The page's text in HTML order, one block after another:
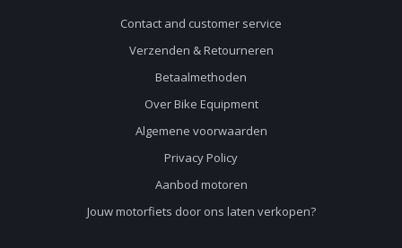
Contact and customer service
Verzenden & Retourneren
Betaalmethoden
Over Bike Equipment
Algemene voorwaarden
Privacy Policy
Aanbod motoren
Jouw motorfiets door ons laten verkopen?